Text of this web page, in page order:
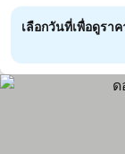
เลือกวันที่เพื่อดูรา